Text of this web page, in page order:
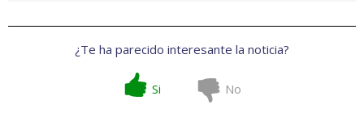
¿Te ha parecido interesante la noticia?
Si No